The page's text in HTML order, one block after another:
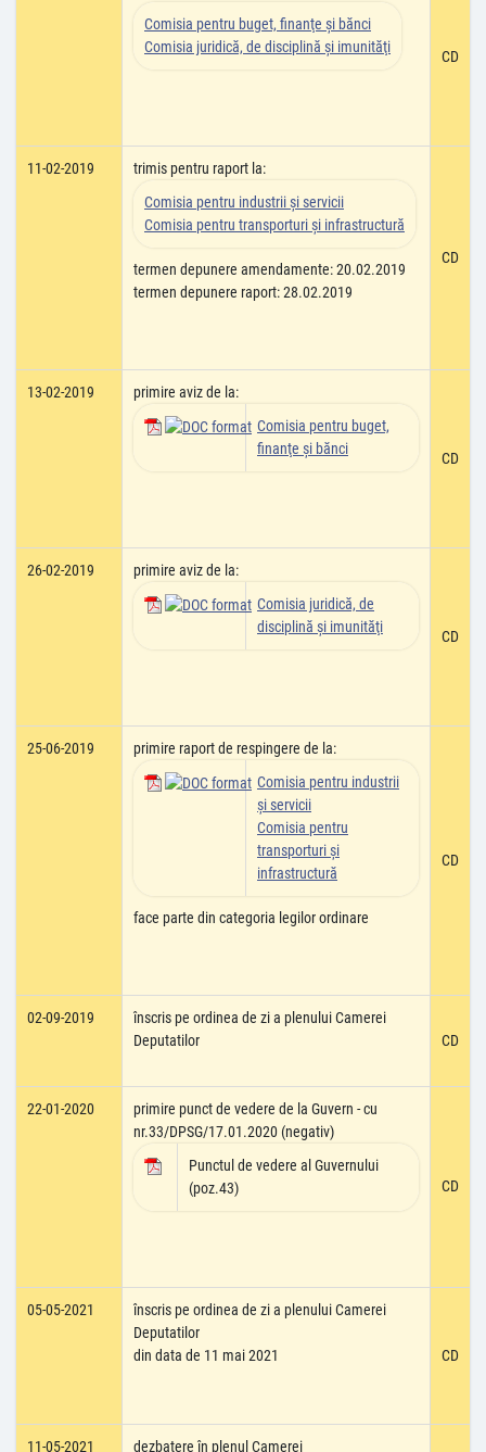
Comisia pentru buget, finanţe şi bănci
Comisia juridică, de disciplină şi imunităţi
CD
11-02-2019
trimis pentru raport la:
Comisia pentru industrii şi servicii
Comisia pentru transporturi şi infrastructură
termen depunere amendamente: 20.02.2019
termen depunere raport: 28.02.2019
CD
13-02-2019
primire aviz de la:
Comisia pentru buget,
finanţe şi bănci
CD
26-02-2019
primire aviz de la:
Comisia juridică, de
disciplină şi imunităţi
CD
25-06-2019
primire raport de respingere de la:
Comisia pentru industrii
şi servicii
Comisia pentru
transporturi şi
infrastructură
face parte din categoria legilor ordinare
CD
02-09-2019
înscris pe ordinea de zi a plenului Camerei
Deputatilor
CD
22-01-2020
primire punct de vedere de la Guvern - cu
nr.33/DPSG/17.01.2020 (negativ)
Punctul de vedere al Guvernului
(poz.43)
CD
05-05-2021
înscris pe ordinea de zi a plenului Camerei
Deputatilor
din data de 11 mai 2021
CD
11-05-2021 dezbatere în plenul Camerei